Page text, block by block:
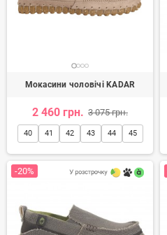
Мокасини чоловічі KADAR
2 460 грн. 3 075 грн.
40 41 42 43 44 45
-20%